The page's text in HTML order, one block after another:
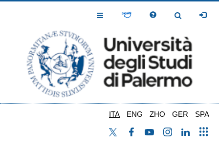
Toggle
Toggle
ITA ENG ZHO GER SPA